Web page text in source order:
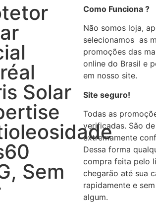
Solar
Sem
Como Funciona ?
Não somos loja,
selecionamos as
promoções das
online do Brasil e
em nosso site.
Site seguro!
Todas as
verificadas. São
extremamente
Dessa forma
compra feita pelo
chegarão até sua
rapidamente e
algum.